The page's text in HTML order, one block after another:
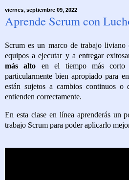
viernes, septiembre 09, 2022
Aprende Scrum con
Scrum es un marco de trabajo
equipos a ejecutar y a entregar
más alto en el tiempo más corto
particularmente bien apropiado para
están sujetos a cambios continuos o
entienden correctamente.
En esta clase en línea aprenderás un
trabajo Scrum para poder aplicarlo